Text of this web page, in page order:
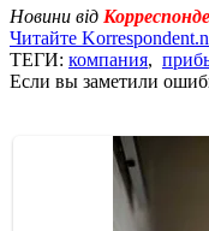
Новини від
Читайте
ТЕГИ: компания,
Если вы заметили